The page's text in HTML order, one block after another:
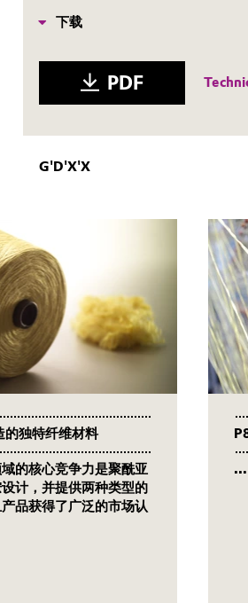
下载
PDF
G'D'X'X
独特纤维材料
的核心竞争力是聚酰亚
计，并提供两种类型的
品获得了广泛的市场认